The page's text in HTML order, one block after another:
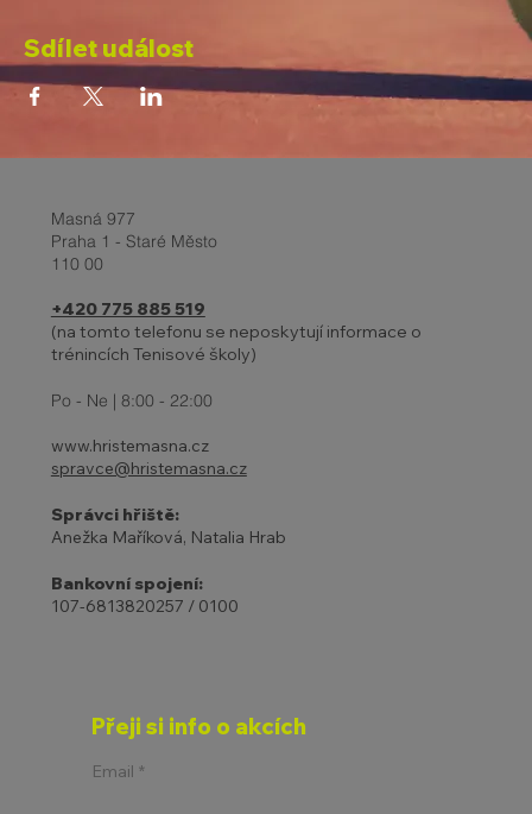
Sdílet událost
Masná 977
Praha 1 - Staré Město
110 00
+420 775 885 519
(na tomto telefonu se neposkytují informace o
trénincích Tenisové školy)
Po - Ne | 8:00 - 22:00
www.hristemasna.cz
spravce@hristemasna.cz
Správci hřiště:
Anežka Maříková, Natalia Hrab
Bankovní spojení:
107-6813820257 / 0100
Přeji si info o akcích
Email *